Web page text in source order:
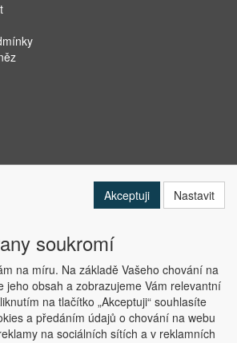
© ABRA Software a.s. 2019
Akceptuji Nastavit
soukromí
na míru. Na základě Vašeho chování na
jeho obsah a zobrazujeme Vám relevantní
na tlačítko „Akceptuji“ souhlasíte
a předáním údajů o chování na webu
na sociálních sítích a v reklamních